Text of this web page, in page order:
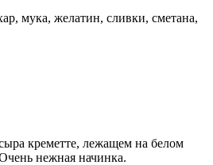
мука, желатин, сливки, сметана,
креметте, лежащем на белом
нежная начинка.